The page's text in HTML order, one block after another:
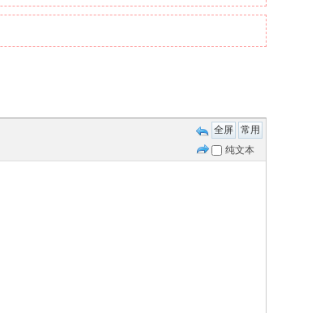
全屏
常用
纯文本